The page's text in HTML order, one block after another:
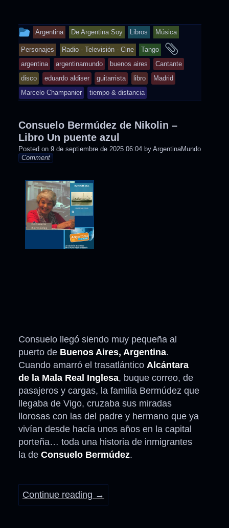
This
entry
was
posted
in
Argentina De Argentina Soy Libros Música
Personajes Radio - Televisión - Cine Tango
tagged
argentina argentinamundo buenos aires
Cantante
disco
eduardo aldiser guitarrista libro
Madrid
Marcelo Champanier
tiempo & distancia
Consuelo Bermúdez de Nikolin –
Libro Un puente azul
Posted on 9 de septiembre de 2025 06:04 by ArgentinaMundo
Comment
Consuelo llegó siendo muy pequeña al
puerto de Buenos Aires, Argentina.
Cuando amarró el trasatlántico Alcántara
de la Mala Real Inglesa, buque correo, de
pasajeros y cargas, la familia Bermúdez que
llegaba de Vigo, cruzaba sus miradas
llorosas con las del padre y hermano que ya
vivían desde hacía unos años en la capital
porteña… toda una historia de inmigrantes
la de Consuelo Bermúdez.
Continue reading →